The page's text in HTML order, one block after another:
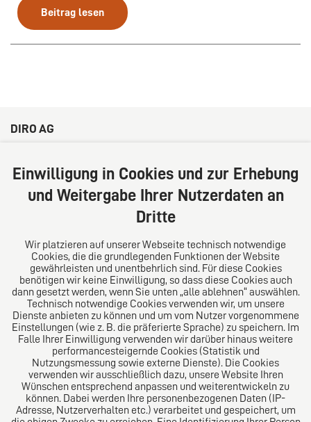
Beitrag lesen
DIRO AG
20354 Hamburg
Deutschland
Tel: +49 (0) 40 41352231
Über uns
Das Kanzlei-Vertrauensnetzwerk. Aus Europa für die
Welt. Für den erfolgreichen Mittelstand.
Folgen Sie uns auf
Einwilligung in Cookies und zur Erhebung
und Weitergabe Ihrer Nutzerdaten an
Dritte
Wir platzieren auf unserer Webseite technisch notwendige
Cookies, die die grundlegenden Funktionen der Website
gewährleisten und unentbehrlich sind. Für diese Cookies
benötigen wir keine Einwilligung, so dass diese Cookies auch
dann gesetzt werden, wenn Sie unten „alle ablehnen“ auswählen.
Technisch notwendige Cookies verwenden wir, um unsere
Dienste anbieten zu können und um vom Nutzer vorgenommene
Einstellungen (wie z. B. die präferierte Sprache) zu speichern. Im
Falle Ihrer Einwilligung verwenden wir darüber hinaus weitere
performancesteigernde Cookies (Statistik und
Nutzungsmessung sowie externe Dienste). Die Cookies
verwenden wir ausschließlich dazu, unsere Website Ihren
Wünschen entsprechend anpassen und weiterentwickeln zu
können. Dabei werden Ihre personenbezogenen Daten (IP-
Adresse, Nutzerverhalten etc.) verarbeitet und gespeichert, um